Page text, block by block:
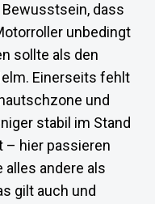
dass
unbedingt
sollte als den
Einerseits fehlt
und
stabil im Stand
– hier passieren
andere als
gilt auch und